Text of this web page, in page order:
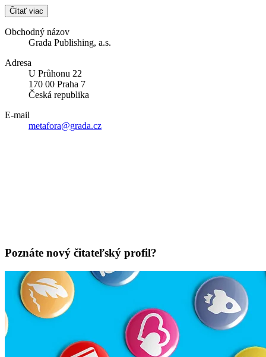
Čítať viac
Obchodný názov
Grada Publishing, a.s.
Adresa
U Průhonu 22
170 00 Praha 7
Česká republika
E-mail
metafora@grada.cz
Poznáte nový čitateľský profil?